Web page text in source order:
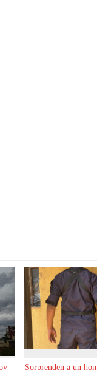
Sorprenden a un